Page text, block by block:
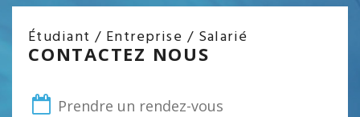
Étudiant / Entreprise / Salarié
CONTACTEZ NOUS
Prendre un rendez-vous